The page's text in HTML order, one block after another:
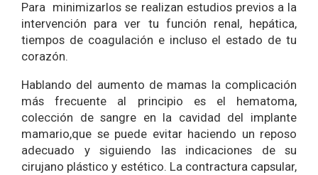
Para minimizarlos se realizan estudios previos a la
intervención para ver tu función renal, hepática,
tiempos de coagulación e incluso el estado de tu
corazón.
Hablando del aumento de mamas la complicación
más frecuente al principio es el hematoma,
colección de sangre en la cavidad del implante
mamario,que se puede evitar haciendo un reposo
adecuado y siguiendo las indicaciones de su
cirujano plástico y estético. La contractura capsular,